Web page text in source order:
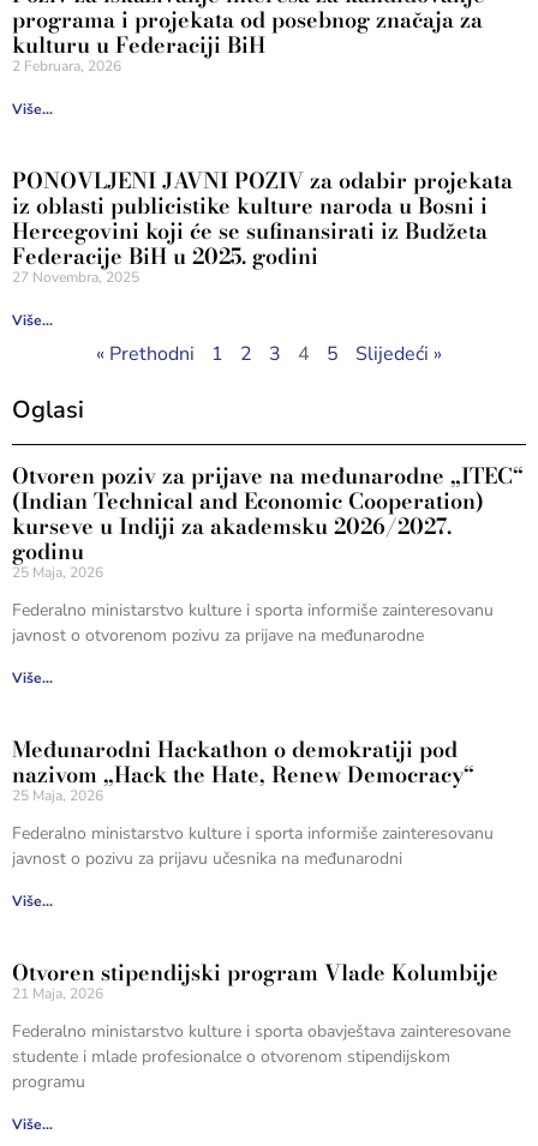
programa i projekata od posebnog značaja za
kulturu u Federaciji BiH
2 Februara, 2026
Više...
PONOVLJENI JAVNI POZIV za odabir projekata
iz oblasti publicistike kulture naroda u Bosni i
Hercegovini koji će se sufinansirati iz Budžeta
Federacije BiH u 2025. godini
27 Novembra, 2025
Više...
« Prethodni 1 2 3 4 5 Slijedeći »
Oglasi
Otvoren poziv za prijave na međunarodne „ITEC“
(Indian Technical and Economic Cooperation)
kurseve u Indiji za akademsku 2026/2027.
godinu
25 Maja, 2026
Federalno ministarstvo kulture i sporta informiše zainteresovanu
javnost o otvorenom pozivu za prijave na međunarodne
Više...
Međunarodni Hackathon o demokratiji pod
nazivom „Hack the Hate, Renew Democracy“
25 Maja, 2026
Federalno ministarstvo kulture i sporta informiše zainteresovanu
javnost o pozivu za prijavu učesnika na međunarodni
Više...
Otvoren stipendijski program Vlade Kolumbije
21 Maja, 2026
Federalno ministarstvo kulture i sporta obavještava zainteresovane
studente i mlade profesionalce o otvorenom stipendijskom
programu
Više...